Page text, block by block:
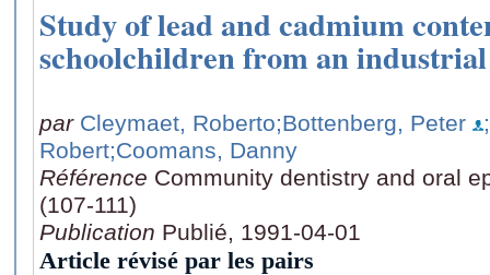
Study of lead and cadmium
schoolchildren from an
par Cleymaet, Roberto;Bottenberg, Peter
Robert;Coomans, Danny
Référence Community dentistry and oral
(107-111)
Publication Publié, 1991-04-01
Article révisé par les pairs